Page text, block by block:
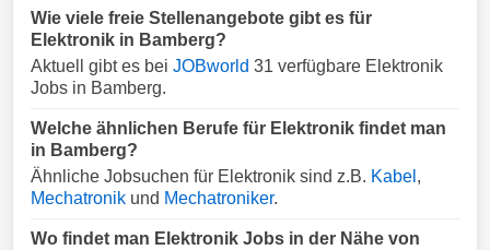
Wie viele freie Stellenangebote gibt es für
Elektronik in Bamberg?
Aktuell gibt es bei JOBworld 31 verfügbare Elektronik
Jobs in Bamberg.
Welche ähnlichen Berufe für Elektronik findet man
in Bamberg?
Ähnliche Jobsuchen für Elektronik sind z.B. Kabel ,
Mechatronik und Mechatroniker.
Wo findet man Elektronik Jobs in der Nähe von